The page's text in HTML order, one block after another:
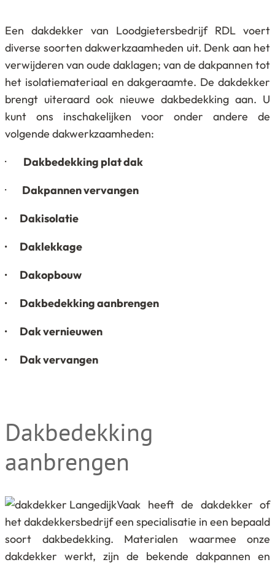
Een dakdekker van Loodgietersbedrijf RDL voert
diverse soorten dakwerkzaamheden uit. Denk aan het
verwijderen van oude daklagen; van de dakpannen tot
het isolatiemateriaal en dakgeraamte. De dakdekker
brengt uiteraard ook nieuwe dakbedekking aan. U
kunt ons inschakelijken voor onder andere de
volgende dakwerkzaamheden:
· Dakbedekking plat dak
·
Dakpannen vervangen
· Dakisolatie
· Daklekkage
· Dakopbouw
· Dakbedekking aanbrengen
· Dak vernieuwen
· Dak vervangen
Dakbedekking
aanbrengen
Vaak heeft de dakdekker of
het dakdekkersbedrijf een specialisatie in een bepaald
soort dakbedekking. Materialen waarmee onze
dakdekker werkt, zijn de bekende dakpannen en